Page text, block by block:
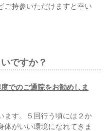
ご持参いただけますと幸い
ですか？
でのご通院をお勧めしま
ます。５回行う頃には２か
体がいい環境になれてきま